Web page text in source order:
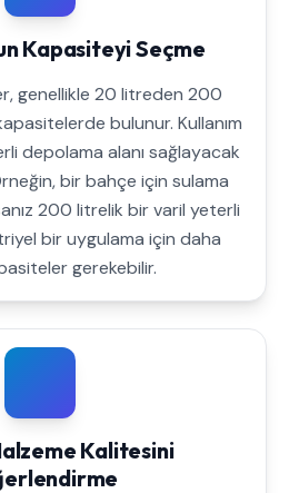
Kapasiteyi Seçme
genellikle 20 litreden 200
bulunur. Kullanım
depolama alanı sağlayacak
bir bahçe için sulama
200 litrelik bir varil yeterli
bir uygulama için daha
gerekebilir.
Kalitesini